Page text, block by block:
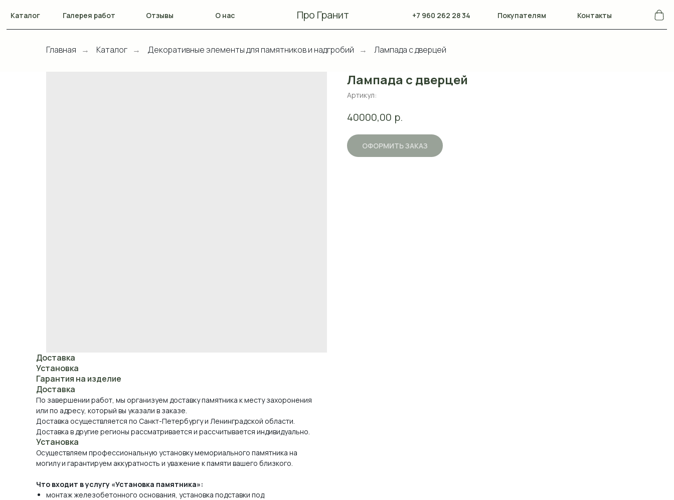
О нас
Отзывы
Галерея работ
Каталог +7 960 262 28 34 Покупателям Контакты
Про Гранит
Главная → Каталог → Декоративные элементы для памятников и надгробий → Лампада с дверцей
Лампада с дверцей
Артикул:
40000,00 р.
ОФОРМИТЬ ЗАКАЗ
Доставка
Установка
Гарантия на изделие
Доставка
По завершении работ, мы организуем доставку памятника к месту захоронения
или по адресу, который вы указали в заказе.
Доставка осуществляется по Санкт-Петербургу и Ленинградской области.
Доставка в другие регионы рассматривается и рассчитывается индивидуально.
Установка
Осуществляем профессиональную установку мемориального памятника на
могилу и гарантируем аккуратность и уважение к памяти вашего близкого.
Что входит в услугу «Установка памятника»:
монтаж железобетонного основания, установка подставки под